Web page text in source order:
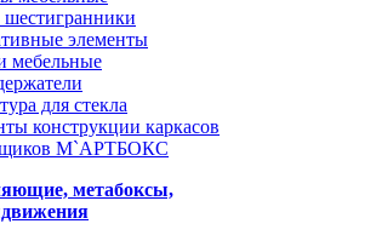
элементы
мебельные
для стекла
конструкции каркасов
метабоксы,